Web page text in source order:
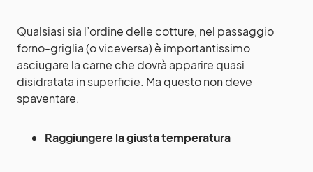
Qualsiasi sia l’ordine delle cotture, nel passaggio
forno-griglia (o viceversa) è importantissimo
asciugare la carne che dovrà apparire quasi
disidratata in superficie. Ma questo non deve
spaventare.
Raggiungere la giusta temperatura